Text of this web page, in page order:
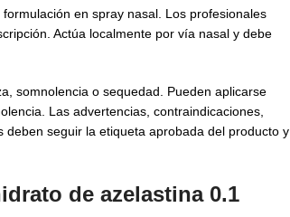
en spray nasal. Los profesionales
Actúa localmente por vía nasal y debe
somnolencia o sequedad. Pueden aplicarse
Las advertencias, contraindicaciones,
seguir la etiqueta aprobada del producto y
de azelastina 0.1